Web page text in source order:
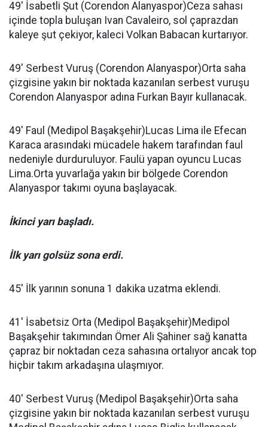
49' İsabetli Şut (Corendon Alanyaspor)Ceza sahası
içinde topla buluşan Ivan Cavaleiro, sol çaprazdan
kaleye şut çekiyor, kaleci Volkan Babacan kurtarıyor.
49' Serbest Vuruş (Corendon Alanyaspor)Orta saha
çizgisine yakın bir noktada kazanılan serbest vuruşu
Corendon Alanyaspor adına Furkan Bayır kullanacak.
49' Faul (Medipol Başakşehir)Lucas Lima ile Efecan
Karaca arasındaki mücadele hakem tarafından faul
nedeniyle durduruluyor. Faulü yapan oyuncu Lucas
Lima.Orta yuvarlağa yakın bir bölgede Corendon
Alanyaspor takımı oyuna başlayacak.
İkinci yarı başladı.
İlk yarı golsüz sona erdi.
45' İlk yarının sonuna 1 dakika uzatma eklendi.
41' İsabetsiz Orta (Medipol Başakşehir)Medipol
Başakşehir takımından Ömer Ali Şahiner sağ kanatta
çapraz bir noktadan ceza sahasına ortalıyor ancak top
hiçbir takım arkadaşına ulaşmıyor.
40' Serbest Vuruş (Medipol Başakşehir)Orta saha
çizgisine yakın bir noktada kazanılan serbest vuruşu